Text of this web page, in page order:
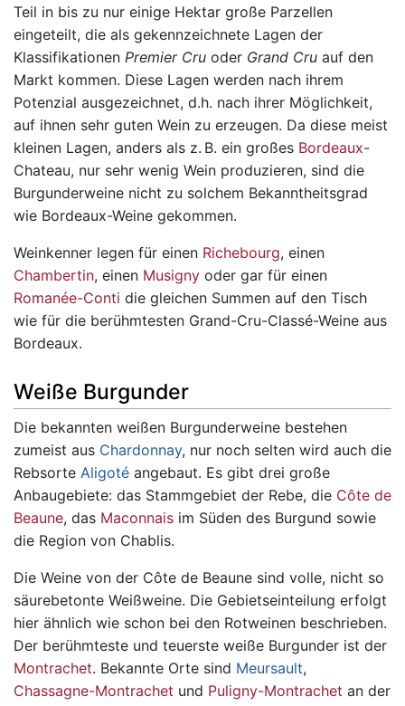
Teil in bis zu nur einige Hektar große Parzellen
eingeteilt, die als gekennzeichnete Lagen der
Klassifikationen Premier Cru oder Grand Cru auf den
Markt kommen. Diese Lagen werden nach ihrem
Potenzial ausgezeichnet, d.h. nach ihrer Möglichkeit,
auf ihnen sehr guten Wein zu erzeugen. Da diese meist
kleinen Lagen, anders als z. B. ein großes Bordeaux-
Chateau, nur sehr wenig Wein produzieren, sind die
Burgunderweine nicht zu solchem Bekanntheitsgrad
wie Bordeaux-Weine gekommen.
Weinkenner legen für einen Richebourg, einen
Chambertin, einen Musigny oder gar für einen
Romanée-Conti die gleichen Summen auf den Tisch
wie für die berühmtesten Grand-Cru-Classé-Weine aus
Bordeaux.
Weiße Burgunder
Die bekannten weißen Burgunderweine bestehen
zumeist aus Chardonnay, nur noch selten wird auch die
Rebsorte Aligoté angebaut. Es gibt drei große
Anbaugebiete: das Stammgebiet der Rebe, die Côte de
Beaune, das Maconnais im Süden des Burgund sowie
die Region von Chablis.
Die Weine von der Côte de Beaune sind volle, nicht so
säurebetonte Weißweine. Die Gebietseinteilung erfolgt
hier ähnlich wie schon bei den Rotweinen beschrieben.
Der berühmteste und teuerste weiße Burgunder ist der
Montrachet. Bekannte Orte sind Meursault,
Chassagne-Montrachet und Puligny-Montrachet an der